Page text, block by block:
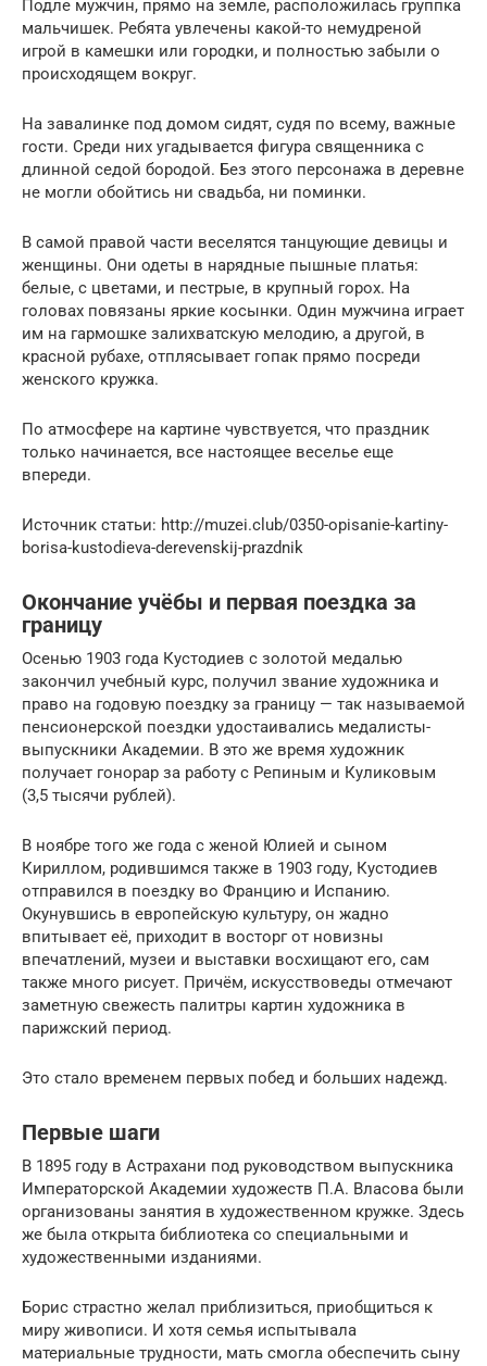
Подле мужчин, прямо на земле, расположилась группка
мальчишек. Ребята увлечены какой-то немудреной
игрой в камешки или городки, и полностью забыли о
происходящем вокруг.
На завалинке под домом сидят, судя по всему, важные
гости. Среди них угадывается фигура священника с
длинной седой бородой. Без этого персонажа в деревне
не могли обойтись ни свадьба, ни поминки.
В самой правой части веселятся танцующие девицы и
женщины. Они одеты в нарядные пышные платья:
белые, с цветами, и пестрые, в крупный горох. На
головах повязаны яркие косынки. Один мужчина играет
им на гармошке залихватскую мелодию, а другой, в
красной рубахе, отплясывает гопак прямо посреди
женского кружка.
По атмосфере на картине чувствуется, что праздник
только начинается, все настоящее веселье еще
впереди.
Источник статьи: http://muzei.club/0350-opisanie-kartiny-
borisa-kustodieva-derevenskij-prazdnik
Окончание учёбы и первая поездка за
границу
Осенью 1903 года Кустодиев с золотой медалью
закончил учебный курс, получил звание художника и
право на годовую поездку за границу — так называемой
пенсионерской поездки удостаивались медалисты-
выпускники Академии. В это же время художник
получает гонорар за работу с Репиным и Куликовым
(3,5 тысячи рублей).
В ноябре того же года с женой Юлией и сыном
Кириллом, родившимся также в 1903 году, Кустодиев
отправился в поездку во Францию и Испанию.
Окунувшись в европейскую культуру, он жадно
впитывает её, приходит в восторг от новизны
впечатлений, музеи и выставки восхищают его, сам
также много рисует. Причём, искусствоведы отмечают
заметную свежесть палитры картин художника в
парижский период.
Это стало временем первых побед и больших надежд.
Первые шаги
В 1895 году в Астрахани под руководством выпускника
Императорской Академии художеств П.А. Власова были
организованы занятия в художественном кружке. Здесь
же была открыта библиотека со специальными и
художественными изданиями.
Борис страстно желал приблизиться, приобщиться к
миру живописи. И хотя семья испытывала
материальные трудности, мать смогла обеспечить сыну